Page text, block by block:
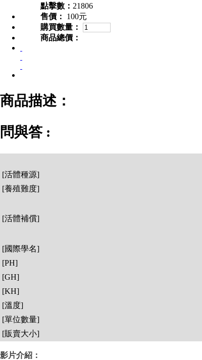
點擊數： 21806
售價：
100元
購買數量：
商品總價：
商品描述：
問與答 :
[活體種源]
[養殖難度]
[活體補償]
[國際學名]
[PH]
[GH]
[KH]
[溫度]
[單位數量]
[販賣大小]
影片介紹：